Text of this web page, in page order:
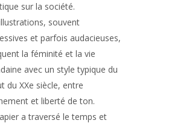
sur la société.
souvent
et parfois audacieuses,
la féminité et la vie
avec un style typique du
du XXe siècle, entre
et liberté de ton.
a traversé le temps et